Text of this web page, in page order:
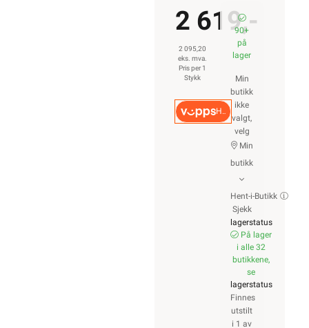
2 619,-
2 095,20
eks. mva.
Pris per 1
Stykk
Hurtigkasse
90+
på
lager
Min
butikk
ikke
valgt,
velg
Min
butikk
Hent-i-Butikk
Sjekk
lagerstatus
På lager
i alle 32
butikkene,
se
lagerstatus
Finnes
utstilt
i 1 av